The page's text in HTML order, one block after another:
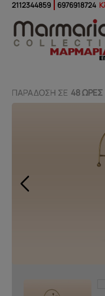
2112344859 6976918724
ΠΑΡΑΔΟΣΗ ΣΕ 48 ΩΡΕΣ
ΠΑΡΑΔΟΣΗ ΣΕ 48 ΩΡΕΣ